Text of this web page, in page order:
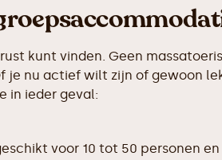
kunt vinden. Geen
je nu actief wilt zijn of gewoon
in ieder geval:
voor 10 tot 50 personen